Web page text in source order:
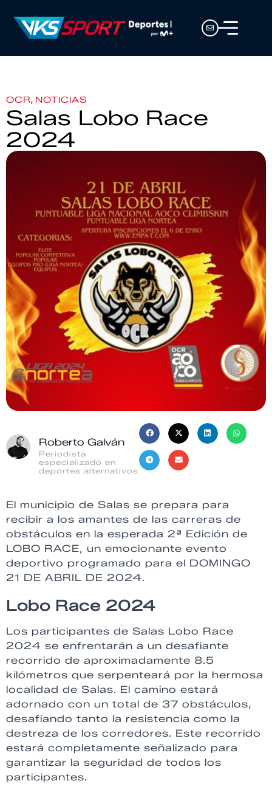
OCR, NOTICIAS
Salas Lobo Race
2024
Roberto Galván
Periodista
especializado en
deportes alternativos
El municipio de Salas se prepara para
recibir a los amantes de las carreras de
obstáculos en la esperada 2ª Edición de
LOBO RACE, un emocionante evento
deportivo programado para el DOMINGO
21 DE ABRIL DE 2024.
Lobo Race 2024
Los participantes de Salas Lobo Race
2024 se enfrentarán a un desafiante
recorrido de aproximadamente 8.5
kilómetros que serpenteará por la hermosa
localidad de Salas. El camino estará
adornado con un total de 37 obstáculos,
desafiando tanto la resistencia como la
destreza de los corredores. Este recorrido
estará completamente señalizado para
garantizar la seguridad de todos los
participantes.